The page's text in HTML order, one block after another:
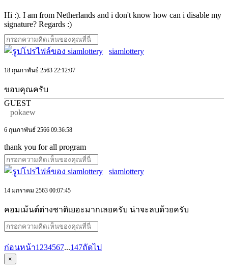
Hi :). I am from Netherlands and i don't know how can i disable my
signature? Regards :)
siamlottery
18 กุมภาพันธ์ 2563 22:12:07
ขอบคุณครับ
GUEST
pokaew
6 กุมภาพันธ์ 2566 09:36:58
thank you for all program
siamlottery
14 มกราคม 2563 00:07:45
คอมเม้นต์ต่างชาติเยอะมากเลยครับ น่าจะลบด้วยครับ
ก่อนหน้า1 234567...147ถัดไป
×